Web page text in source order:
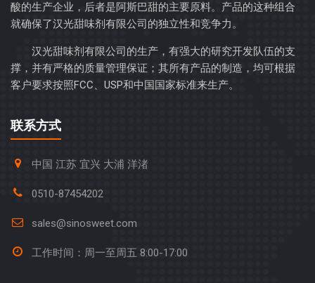
酸的生产企业，后者是阿斯巴甜的主要原料。产品的这种组合
就确保了汉光甜味剂有限公司的独立性和竞争力。
汉光甜味剂有限公司的生产，有强大的研究开发队伍的支
撑，并有严格的质量管理保证；其所有产品的制造，均可根据
客户要求按照FCC、USP和中国国家标准来生产。
联系方式
中国 江苏 宜兴 大浦 洋渚
0510-87454202
sales@sinosweet.com
工作时间：周一至周五 8:00-17:00